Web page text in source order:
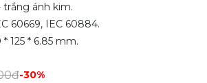
ánh kim.
60669, IEC 60884.
* 125 * 6.85 mm.
-30%